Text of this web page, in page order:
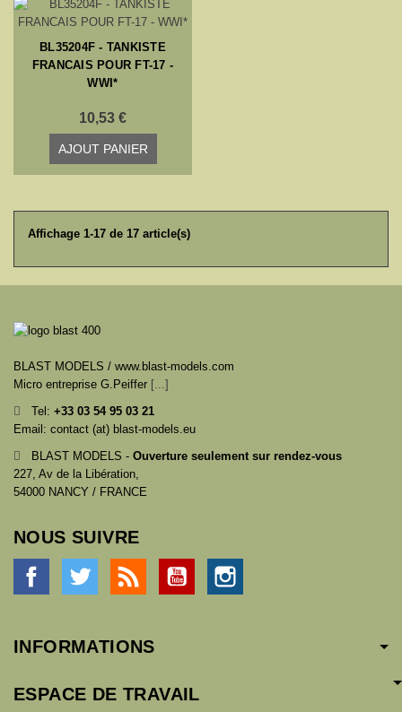
BL35204F - TANKISTE
FRANCAIS POUR FT-17 -
WWI*
10,53 €
AJOUT PANIER
Affichage 1-17 de 17 article(s)
BLAST MODELS / www.blast-models.com
Micro entreprise G.Peiffer [...]
Tel: +33 03 54 95 03 21
Email: contact (at) blast-models.eu
BLAST MODELS - Ouverture seulement sur rendez-vous
227, Av de la Libération,
54000 NANCY / FRANCE
NOUS SUIVRE
Facebook Twitter YouTube
INFORMATIONS
ESPACE DE TRAVAIL